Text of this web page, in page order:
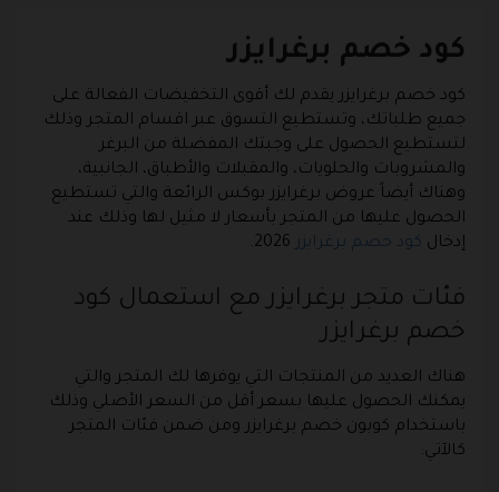
كود خصم برغرايزر
كود خصم برغرايزر يقدم لك أقوى التخفيضات الفعالة على
جميع طلباتك، وتستطيع التسوق عبر اقسام المتجر وذلك
لتستطيع الحصول على وجبتك المفضلة من البرغر
والمشروبات والحلويات، والمقبلات والأطباق، الجانبية،
وهناك أيضاً عروض برغرايزر بوكس الرائعة والتي تستطيع
الحصول عليها من المتجر بأسعار لا مثيل لها وذلك عند
إدخال كود خصم برغرايزر
فئات متجر برغرايزر مع استعمال كود
خصم برغرايزر
هناك العديد من المنتجات التي يوفرها لك المتجر والتي
يمكنك الحصول عليها بسعر أقل من السعر الأصلي وذلك
باستخدام كوبون خصم برغرايزر ومن ضمن فئات المتجر
كالآتي: